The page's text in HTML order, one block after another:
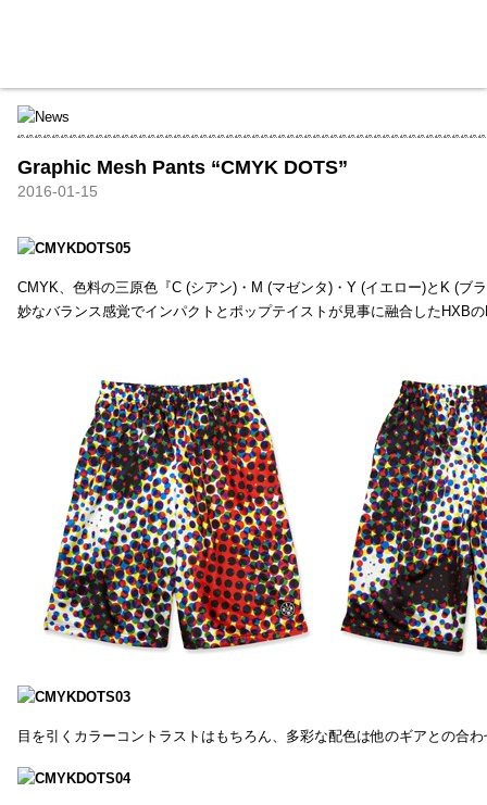
Graphic Mesh Pants “CMYK DOTS”
2016-01-15
CMYK、色料の三原色『C (シアン)・M (マゼンタ)・Y (イエロー)とK (ブ
妙なバランス感覚でインパクトとポップテイストが見事に融合したHXB
目を引くカラーコントラストはもちろん、多彩な配色は他のギアとの合